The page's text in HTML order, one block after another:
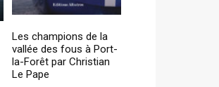
Les champions de la
vallée des fous à Port-
la-Forêt par Christian
Le Pape